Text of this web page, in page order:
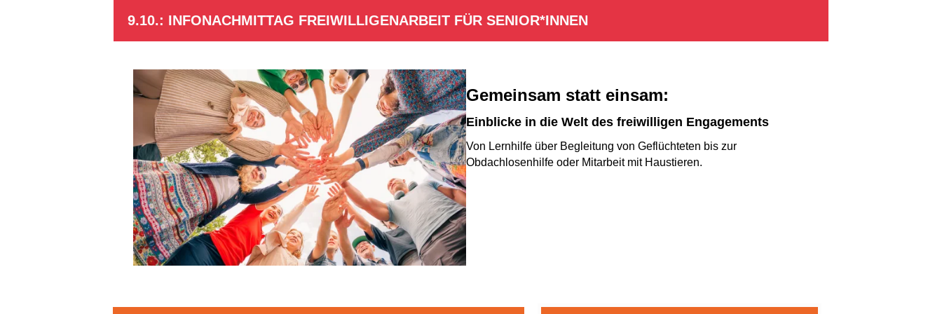
9.10.: INFONACHMITTAG FREIWILLIGENARBEIT FÜR SENIOR*INNEN
Gemeinsam statt einsam:
Einblicke in die Welt des freiwilligen Engagements
Von Lernhilfe über Begleitung von Geflüchteten bis zur
Obdachlosenhilfe oder Mitarbeit mit Haustieren.